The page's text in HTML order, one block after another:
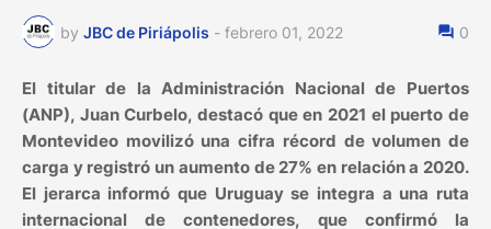
by JBC de Piriápolis - febrero 01, 2022 0
El titular de la Administración Nacional de Puertos
(ANP), Juan Curbelo, destacó que en 2021 el puerto de
Montevideo movilizó una cifra récord de volumen de
carga y registró un aumento de 27% en relación a 2020.
El jerarca informó que Uruguay se integra a una ruta
internacional de contenedores, que confirmó la